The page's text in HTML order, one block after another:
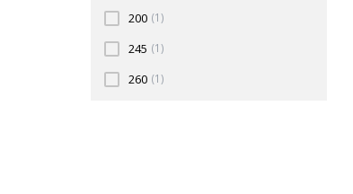
200 (1)
245 (1)
260 (1)